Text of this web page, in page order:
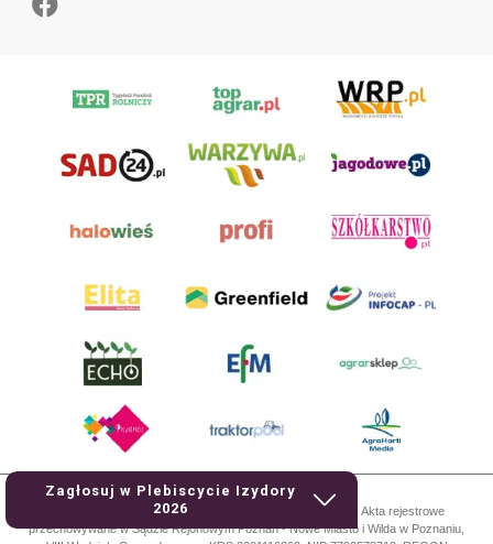
Zagłosuj w Plebiscycie Izydory
2026
AgroHorti Media Sp. z o.o. ul. Metalowa 5, 60-118 Poznań. Akta rejestrowe
przechowywane w Sądzie Rejonowym Poznań - Nowe Miasto i Wilda w Poznaniu,